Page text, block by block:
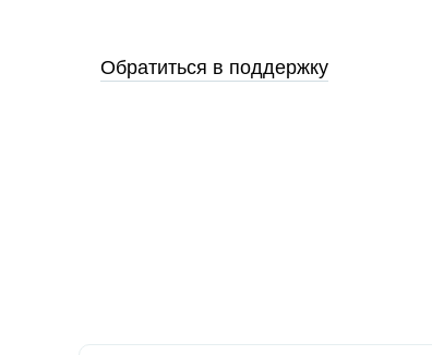
Обратиться в поддержку